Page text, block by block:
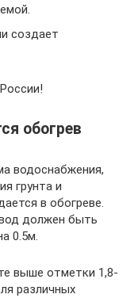
создает
обогрев
водоснабжения,
грунта и
в обогреве.
должен быть
0.5м.
выше отметки 1,8-
различных